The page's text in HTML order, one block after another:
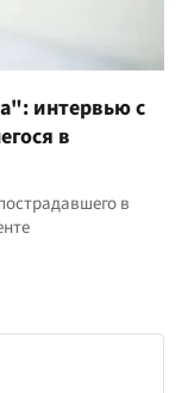
интервью с
в
в